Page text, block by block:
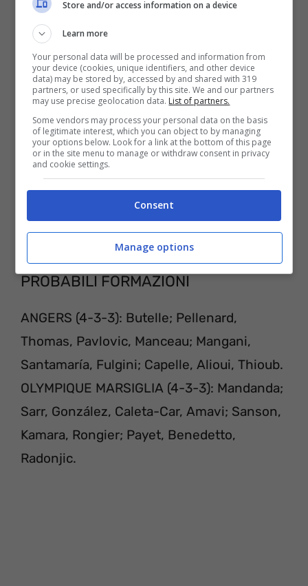
clienti di Sky Sport e Sky Calcio da almeno
tre anni, il canale sarà completamente
gratuito.
PROBABILI FORMAZIONI
ANGERS (4-3-3): Butelle; Pellenard,
Thomas, Pavlovic, Manceau; Mangani,
Santamaría, Fulgini; Capelle, Alioui, Thioub.
OLYMPIQUE MARSIGLIA (4-3-3): Mandanda;
Sarr, González, Caleta-Car, Amavi; Sanson,
Kamara, Rongier; Payet, Benedetto,
Radonjic.
Store and/or access information on a device
Learn more
Your personal data will be processed and information from
your device (cookies, unique identifiers, and other device
data) may be stored by, accessed by and shared with 319
partners, or used specifically by this site. We and our partners
may use precise geolocation data. List of partners.
Some vendors may process your personal data on the basis
of legitimate interest, which you can object to by managing
your options below. Look for a link at the bottom of this page
or in the site menu to manage or withdraw consent in privacy
and cookie settings.
Consent
Manage options